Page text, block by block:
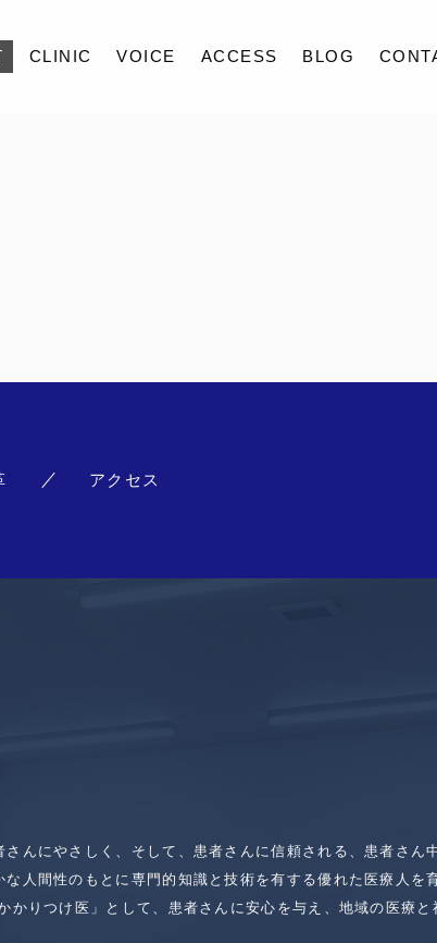
CLINIC VOICE ACCESS BLOG
アクセス
んにやさしく、そして、患者さんに信頼される、患者さん
人間性のもとに専門的知識と技術を有する優れた医療人を
かりつけ医」として、患者さんに安心を与え、地域の医療と